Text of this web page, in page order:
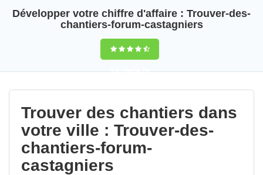
Développer votre chiffre d'affaire : Trouver-des-
chantiers-forum-castagniers
9,5(100%)78
votes
Trouver des chantiers dans
votre ville : Trouver-des-
chantiers-forum-
castagniers